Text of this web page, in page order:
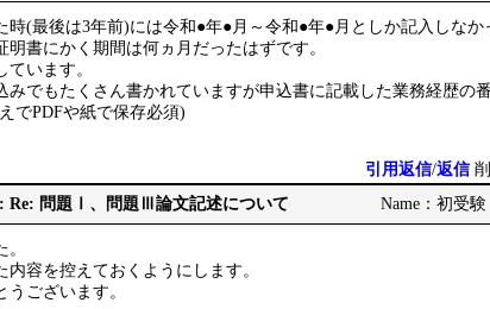
時(最後は3年前)には令和●年●月～令和●年●月としか記入しなか
明書にかく期間は何ヵ月だったはずです。
ています。
みでもたくさん書かれていますが申込書に記載した業務経歴の
でPDFや紙で保存必須)
引用返信/返信
Re: 問題Ⅰ、問題Ⅲ論文記述について Name：初受
内容を控えておくようにします。
うございます。